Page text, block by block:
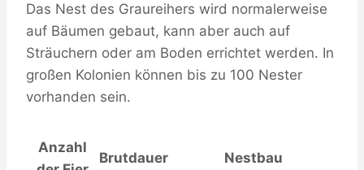
Das Nest des Graureihers wird normalerweise
auf Bäumen gebaut, kann aber auch auf
Sträuchern oder am Boden errichtet werden. In
großen Kolonien können bis zu 100 Nester
vorhanden sein.
Anzahl
Brutdauer Nestbau